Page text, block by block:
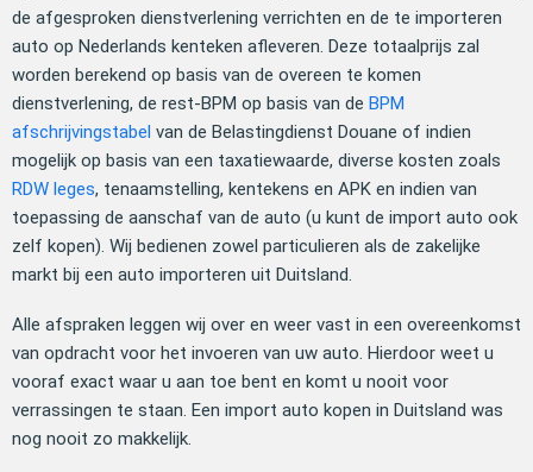
de afgesproken dienstverlening verrichten en de te importeren
auto op Nederlands kenteken afleveren. Deze totaalprijs zal
worden berekend op basis van de overeen te komen
dienstverlening, de rest-BPM op basis van de BPM
afschrijvingstabel van de Belastingdienst Douane of indien
mogelijk op basis van een taxatiewaarde, diverse kosten zoals
RDW leges, tenaamstelling, kentekens en APK en indien van
toepassing de aanschaf van de auto (u kunt de import auto ook
zelf kopen). Wij bedienen zowel particulieren als de zakelijke
markt bij een auto importeren uit Duitsland.
Alle afspraken leggen wij over en weer vast in een overeenkomst
van opdracht voor het invoeren van uw auto. Hierdoor weet u
vooraf exact waar u aan toe bent en komt u nooit voor
verrassingen te staan. Een import auto kopen in Duitsland was
nog nooit zo makkelijk.